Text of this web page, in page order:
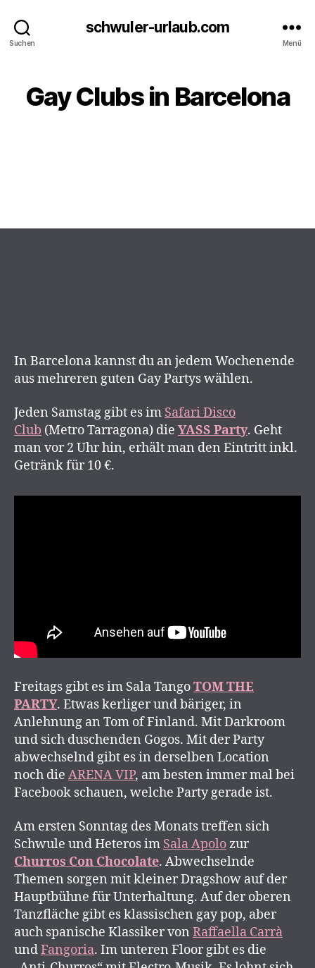
Suchen
schwuler-urlaub.com
Menü
Gay Clubs in Barcelona
In Barcelona kannst du an jedem Wochenende
aus mehreren guten Gay Partys wählen.
Jeden Samstag gibt es im Safari Disco
Club (Metro Tarragona) die YASS Party. Geht
man vor 2 Uhr hin, erhält man den Eintritt inkl.
Getränk für 10 €.
Freitags gibt es im Sala TangoTOM THE
PARTY. Etwas kerliger und bäriger, in
Anlehnung an Tom of Finland. Mit Darkroom
und sich duschenden Gogos. Mit der Party
abwechselnd gibt es in derselben Location
noch die ARENA VIP, am besten immer mal bei
Facebook schauen, welche Party gerade ist.
Am ersten Sonntag des Monats treffen sich
Schwule und Heteros im Sala Apolozur
Churros Con Chocolate. Abwechselnde
Themen sorgen mit kleiner Dragshow auf der
Hauptbühne für Unterhaltung. Auf der oberen
Tanzfläche gibt es klassischen gay pop, aber
auch spanische Klassiker von Raffaella Carrà
undFangoria. Im unteren Floor gibt es die